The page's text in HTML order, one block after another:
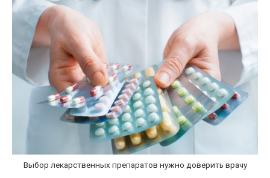
Выбор лекарственных препаратов нужно доверить врачу